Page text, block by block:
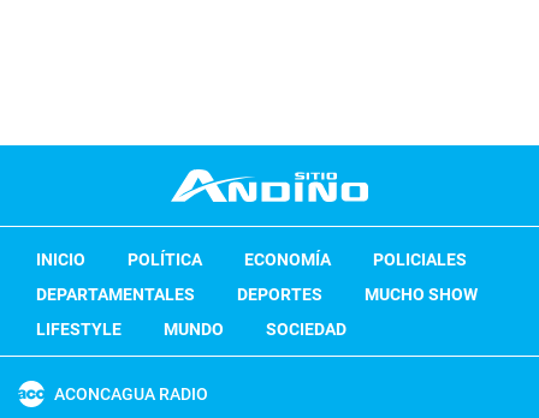
INICIO POLÍTICA ECONOMÍA
POLICIALES
DEPARTAMENTALES
DEPORTES
MUCHO SHOW
LIFESTYLE
MUNDO SOCIEDAD
ACONCAGUA RADIO